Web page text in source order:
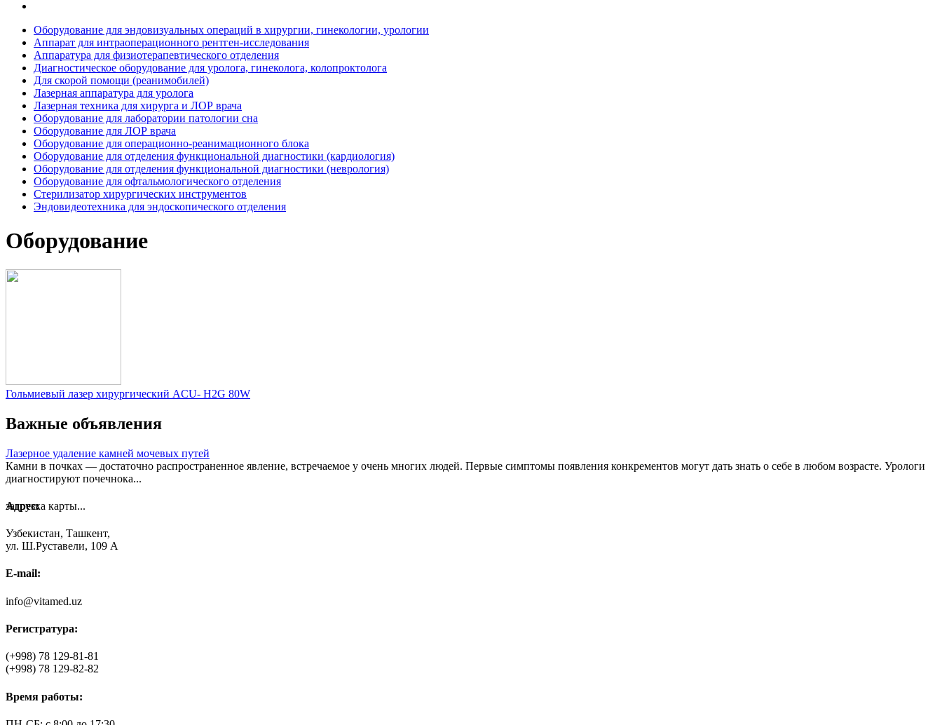
Оборудование для эндовизуальных операций в хирургии, гинекологии, урологии
Аппарат для интраоперационного рентген-исследования
Аппаратура для физиотерапевтического отделения
Диагностическое оборудование для уролога, гинеколога, колопроктолога
Для скорой помощи (реанимобилей)
Лазерная аппаратура для уролога
Лазерная техника для хирурга и ЛОР врача
Оборудование для лаборатории патологии сна
Оборудование для ЛОР врача
Оборудование для операционно-реанимационного блока
Оборудование для отделения функциональной диагностики (кардиология)
Оборудование для отделения функциональной диагностики (неврология)
Оборудование для офтальмологического отделения
Стерилизатор хирургических инструментов
Эндовидеотехника для эндоскопического отделения
Оборудование
Гольмиевый лазер хирургический ACU- H2G 80W
Важные объявления
Лазерное удаление камней мочевых путей
Камни в почках — достаточно распространенное явление, встречаемое у очень многих людей. Первые симптомы появления конкрементов могут дать знать о себе в любом возрасте. Урологи
диагностируют почечнока...
загрузка карты...
Адрес:
Узбекистан, Ташкент,
ул. Ш.Руставели, 109 А
E-mail:
info@vitamed.uz
Регистратура:
(+998) 78 129-81-81
(+998) 78 129-82-82
Время работы: